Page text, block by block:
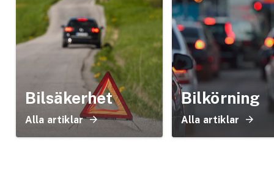
Bilsäkerhet
Alla artiklar
Bilkörning
Alla artiklar